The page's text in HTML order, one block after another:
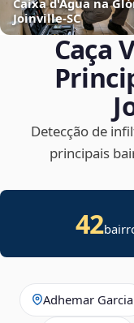
Joinville‑SC
Caça
Detecção de
principais
42
Adhemar Garcia